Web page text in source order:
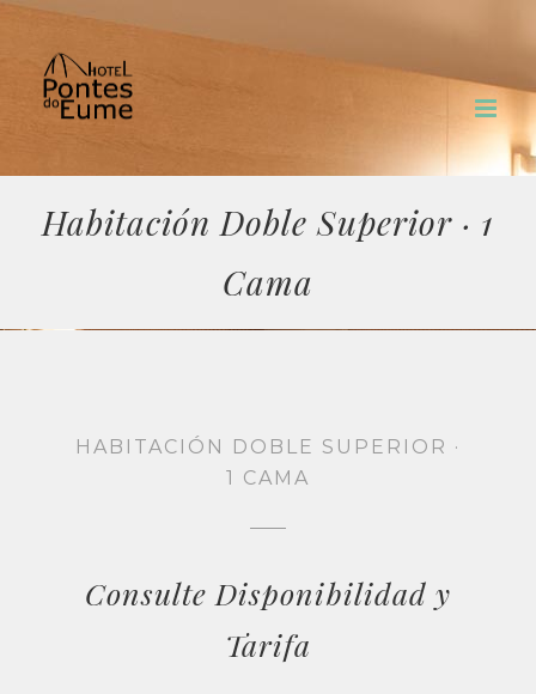
Saltar
contenido
Habitación Doble Superior · 1
Cama
HABITACIÓN DOBLE SUPERIOR ·
1 CAMA
Consulte Disponibilidad y
Tarifa